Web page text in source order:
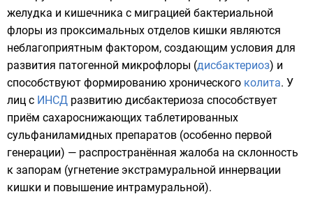
желудка и кишечника с миграцией бактериальной
флоры из проксимальных отделов кишки являются
неблагоприятным фактором, создающим условия для
развития патогенной микрофлоры (дисбактериоз) и
способствуют формированию хронического колита. У
лиц с ИНСД развитию дисбактериоза способствует
приём сахароснижающих таблетированных
сульфаниламидных препаратов (особенно первой
генерации) — распространённая жалоба на склонность
к запорам (угнетение экстрамуральной иннервации
кишки и повышение интрамуральной).